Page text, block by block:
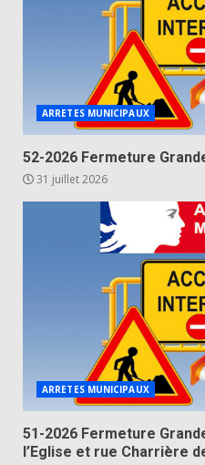
ARRETES MUNICIPAUX
52-2026 Fermeture
31 juillet 2026
ARRETES MUNICIPAUX
51-2026 Fermeture
l’Eglise et rue Charrière